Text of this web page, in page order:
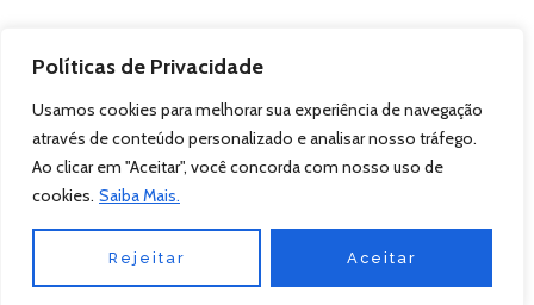
Políticas de Privacidade
Usamos cookies para melhorar sua experiência de navegação
através de conteúdo personalizado e analisar nosso tráfego.
Ao clicar em "Aceitar", você concorda com nosso uso de
cookies. Saiba Mais.
Rejeitar Aceitar